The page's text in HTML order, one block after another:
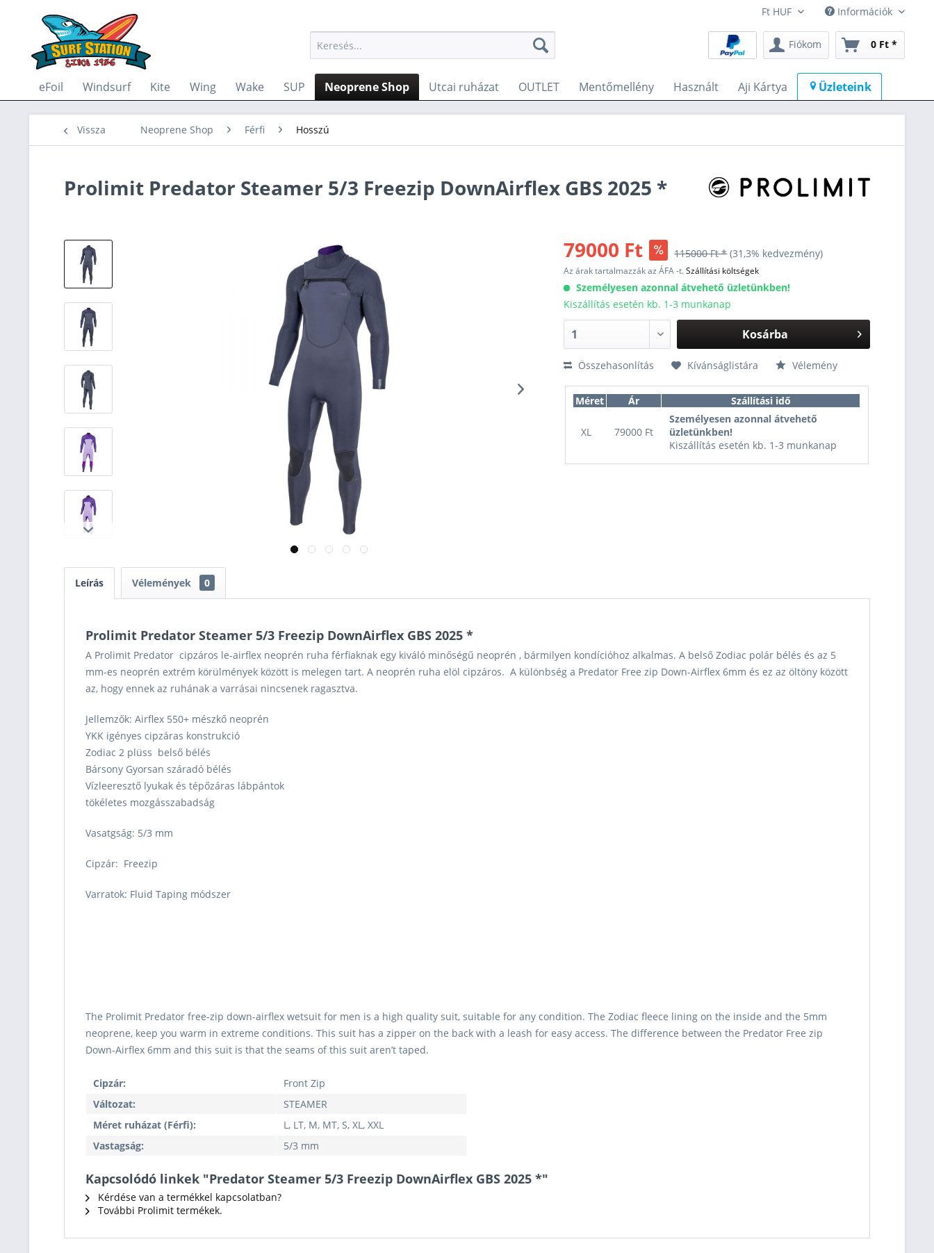
Információk
Fiókom 0 Ft *
eFoil Windsurf Kite Wing Wake SUP Neoprene Shop Utcai ruházat OUTLET Mentőmellény Használt Aji Kártya Üzleteink
Vissza Neoprene Shop Férfi Hosszú
Prolimit Predator Steamer 5/3 Freezip DownAirflex GBS 2025 *
79000 Ft 115000 Ft * (31,3% kedvezmény)
Az árak tartalmazzák az ÁFA -t.Szállítási költségek
Személyesen azonnal átvehető üzletünkben!
Kiszállítás esetén kb. 1-3 munkanap
Kosárba
Összehasonlítás Kívánságlistára Vélemény
Méret Ár Szállítási idő
XL 79000 Ft
Személyesen azonnal átvehető
üzletünkben!
Kiszállítás esetén kb. 1-3 munkanap
Leírás Vélemények 0
Prolimit Predator Steamer 5/3 Freezip DownAirflex GBS 2025 *
A Prolimit Predator cipzáros le-airflex neoprén ruha férfiaknak egy kiváló minőségű neoprén , bármilyen kondícióhoz alkalmas. A belső Zodiac polár bélés és az 5
mm-es neoprén extrém körülmények között is melegen tart. A neoprén ruha elöl cipzáros. A különbség a Predator Free zip Down-Airflex 6mm és ez az öltöny között
az, hogy ennek az ruhának a varrásai nincsenek ragasztva.
Jellemzők: Airflex 550+ mészkő neoprén
YKK igényes cipzáras konstrukció
Zodiac 2 plüss belső bélés
Bársony Gyorsan száradó bélés
Vízleeresztő lyukak és tépőzáras lábpántok
tökéletes mozgásszabadság
Vasatgság: 5/3 mm
Cipzár: Freezip
Varratok: Fluid Taping módszer
The Prolimit Predator free-zip down-airflex wetsuit for men is a high quality suit, suitable for any condition. The Zodiac fleece lining on the inside and the 5mm
neoprene, keep you warm in extreme conditions. This suit has a zipper on the back with a leash for easy access. The difference between the Predator Free zip
Down-Airflex 6mm and this suit is that the seams of this suit aren’t taped.
Cipzár:
Front Zip
Változat:
STEAMER
Méret ruházat (Férfi):
L, LT, M, MT, S, XL, XXL
Vastagság:
5/3 mm
Kapcsolódó linkek "Predator Steamer 5/3 Freezip DownAirflex GBS 2025 *"
Kérdése van a termékkel kapcsolatban?
További Prolimit termékek.